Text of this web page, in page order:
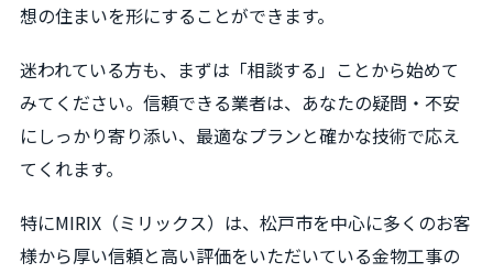
想の住まいを形にすることができます。
迷われている方も、まずは「相談する」ことから始めて
みてください。信頼できる業者は、あなたの疑問・不安
にしっかり寄り添い、最適なプランと確かな技術で応え
てくれます。
特にMIRIX（ミリックス）は、松戸市を中心に多くのお客
様から厚い信頼と高い評価をいただいている金物工事の